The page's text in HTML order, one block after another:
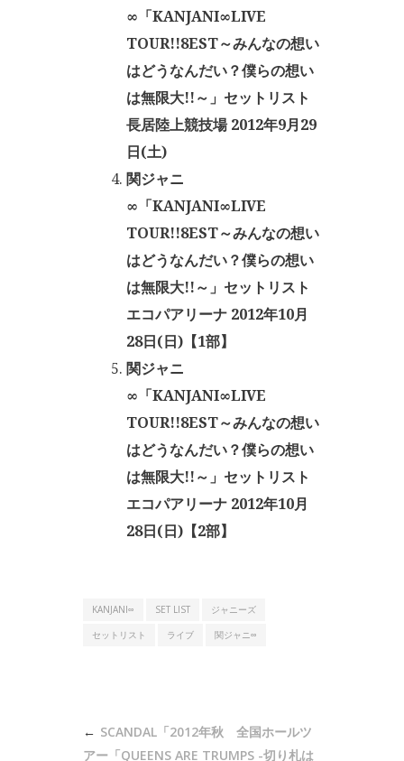
∞「KANJANI∞LIVE
TOUR!!8EST～みんなの想い
はどうなんだい？僕らの想い
は無限大!!～」セットリスト
長居陸上競技場 2012年9月29
日(土)
関ジャニ
∞「KANJANI∞LIVE
TOUR!!8EST～みんなの想い
はどうなんだい？僕らの想い
は無限大!!～」セットリスト
エコパアリーナ 2012年10月
28日(日)【1部】
関ジャニ
∞「KANJANI∞LIVE
TOUR!!8EST～みんなの想い
はどうなんだい？僕らの想い
は無限大!!～」セットリスト
エコパアリーナ 2012年10月
28日(日)【2部】
KANJANI∞ SET LIST
ジャニーズ
セットリスト
ライブ 関ジャニ∞
SCANDAL「2012年秋 全国ホールツ
アー「QUEENS ARE TRUMPS -切り札は